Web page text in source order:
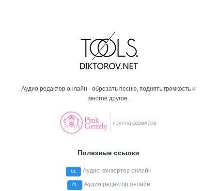
Аудио редактор онлайн - обрезать песню, поднять громкость и
многое другое.
Полезные ссылки
CL Аудио конвертер онлайн
CL Аудио редактор онлайн